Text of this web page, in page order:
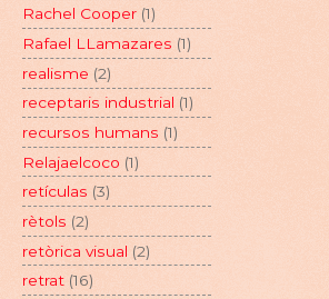
Rachel Cooper (1)
Rafael LLamazares (1)
realisme (2)
receptaris industrial (1)
recursos humans (1)
Relajaelcoco (1)
retículas (3)
rètols (2)
retòrica visual (2)
retrat (16)